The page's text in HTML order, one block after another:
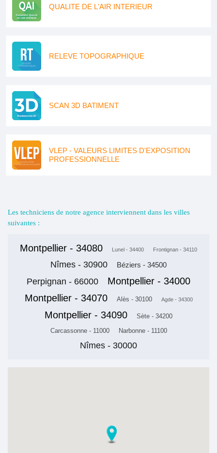
QUALITE DE L'AIR INTERIEUR
RELEVE TOPOGRAPHIQUE
SCAN 3D BATIMENT
VLEP - VALEURS LIMITES D'EXPOSITION
PROFESSIONNELLE
Les techniciens de notre agence interviennent dans les villes
suivantes :
Montpellier - 34080 Lunel - 34400 Frontignan - 34110
Nîmes - 30900 Béziers - 34500
Perpignan - 66000
Montpellier - 34000
Montpellier - 34070
Alès - 30100 Agde - 34300
Montpellier - 34090
Sète - 34200
Carcassonne - 11000
Narbonne - 11100
Nîmes - 30000